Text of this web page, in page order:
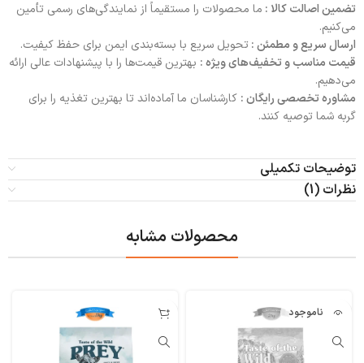
تضمین اصالت کالا : ما محصولات را مستقیماً از نمایندگی‌های رسمی تأمین
می‌کنیم.
ارسال سریع و مطمئن :تحویل سریع با بسته‌بندی ایمن برای حفظ کیفیت.
قیمت مناسب و تخفیف‌های ویژه : بهترین قیمت‌ها را با پیشنهادات عالی ارائه
می‌دهیم.
مشاوره تخصصی رایگان : کارشناسان ما آماده‌اند تا بهترین تغذیه را برای
گربه شما توصیه کنند.
توضیحات تکمیلی
نظرات (1)
محصولات مشابه
ناموجود